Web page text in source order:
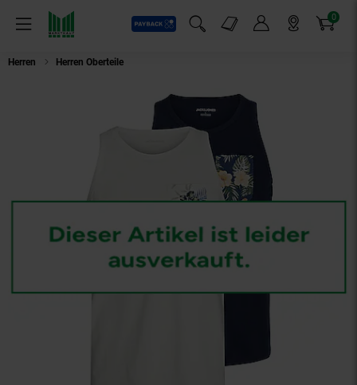
Menü
Payback
Suchfeld einblenden
Markt-Angebote 0
Artikel
Herren Herren Oberteile